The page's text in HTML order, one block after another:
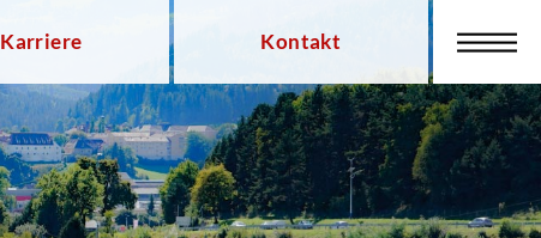
Karriere Kontakt